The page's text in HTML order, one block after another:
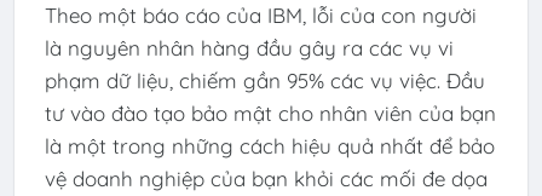
Theo một báo cáo của IBM, lỗi của con người
là nguyên nhân hàng đầu gây ra các vụ vi
phạm dữ liệu, chiếm gần 95% các vụ việc. Đầu
tư vào đào tạo bảo mật cho nhân viên của bạn
là một trong những cách hiệu quả nhất để bảo
vệ doanh nghiệp của bạn khỏi các mối đe dọa